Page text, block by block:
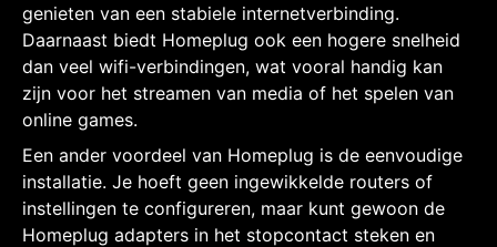
genieten van een stabiele internetverbinding.
Daarnaast biedt Homeplug ook een hogere snelheid
dan veel wifi-verbindingen, wat vooral handig kan
zijn voor het streamen van media of het spelen van
online games.
Een ander voordeel van Homeplug is de eenvoudige
installatie. Je hoeft geen ingewikkelde routers of
instellingen te configureren, maar kunt gewoon de
Homeplug adapters in het stopcontact steken en